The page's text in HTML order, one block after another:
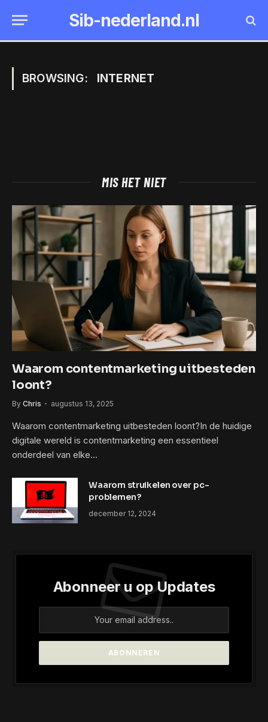
Sib-nederland.nl
BROWSING: INTERNET
MIS HET NIET
Waarom contentmarketing uitbesteden
loont?
By Chris augustus 13, 2025
Waarom contentmarketing uitbesteden loont?In de huidige
digitale wereld is contentmarketing een essentieel
onderdeel van elke…
Waarom struikelen over pc-
problemen?
december 12, 2024
Abonneer u op Updates